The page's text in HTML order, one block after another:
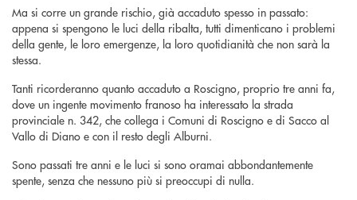
Ma si corre un grande rischio, già accaduto spesso in passato:
appena si spengono le luci della ribalta, tutti dimenticano i problemi
della gente, le loro emergenze, la loro quotidianità che non sarà la
stessa.
Tanti ricorderanno quanto accaduto a Roscigno, proprio tre anni fa,
dove un ingente movimento franoso ha interessato la strada
provinciale n. 342, che collega i Comuni di Roscigno e di Sacco al
Vallo di Diano e con il resto degli Alburni.
Sono passati tre anni e le luci si sono oramai abbondantemente
spente, senza che nessuno più si preoccupi di nulla.